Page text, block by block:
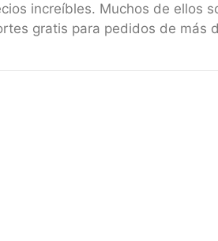
increíbles. Muchos de ellos
gratis para pedidos de más